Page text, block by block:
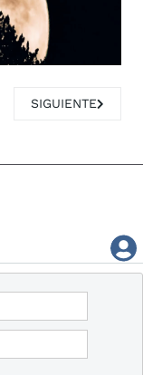
DE AGOSTO
ARTÍCULO
SIGUIENTE